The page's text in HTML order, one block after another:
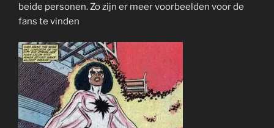
beide personen. Zo zijn er meer voorbeelden voor de
fans te vinden